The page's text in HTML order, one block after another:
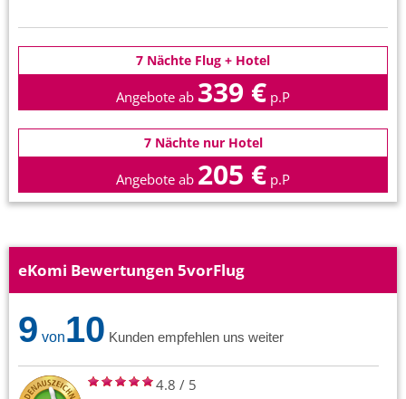
7 Nächte Flug + Hotel
Angebote ab 339 € p.P
7 Nächte nur Hotel
Angebote ab 205 € p.P
eKomi Bewertungen 5vorFlug
9 von10 Kunden empfehlen uns weiter
4.8 / 5